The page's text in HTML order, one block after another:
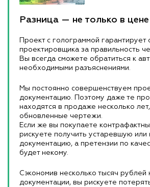
Разница — не только в цене
Проект с голограммой гарантирует
проектировщика за правильность
Вы всегда сможете обратиться к
необходимыми разъяснениями.
Мы постоянно совершенствуем
документацию. Поэтому даже те
находятся в продаже несколько
обновленные чертежи.
Если же вы покупаете
рискуете получить устаревшую или
документацию, а претензии по
будет некому.
Сэкономив несколько тысяч рублей
документации, вы рискуете